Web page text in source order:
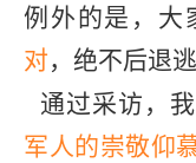
例外的是，大
对，绝不后退逃
通过采访，
军人的崇敬仰